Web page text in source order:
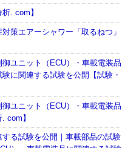
. com】
策エアーシャワー「取るねつ」
ユニット（ECU）・車載電装品
に関連する試験を公開【試験・
ユニット（ECU）・車載電装品
com】
る試験を公開｜車載部品の試験